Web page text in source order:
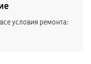
условия ремонта: